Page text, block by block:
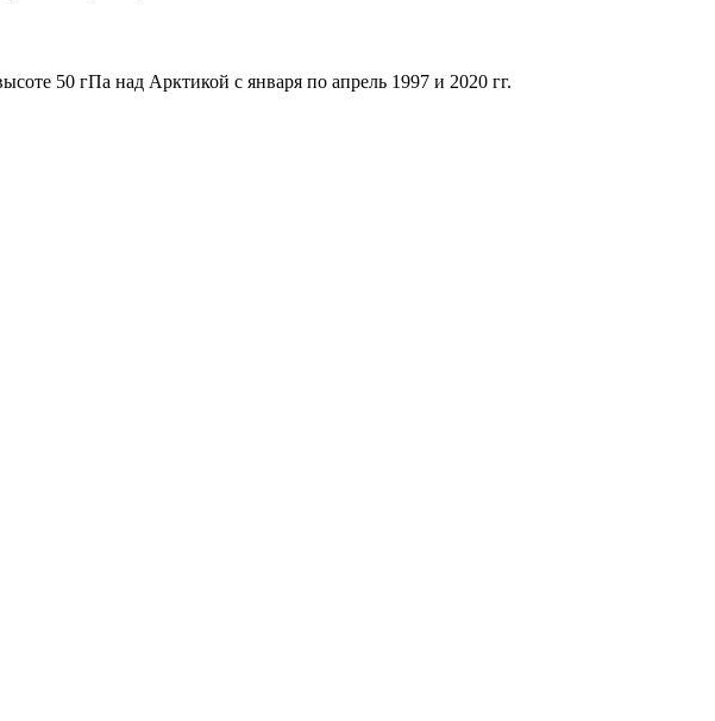
50 гПа над Арктикой с января по апрель 1997 и 2020 гг.